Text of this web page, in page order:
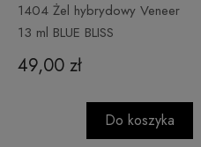
1404 Żel hybrydowy Veneer
13 ml BLUE BLISS
49,00 zł
Do koszyka